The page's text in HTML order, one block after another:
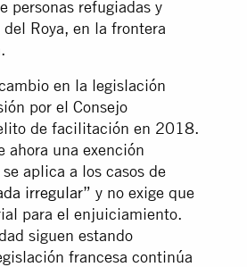
personas refugiadas y
Roya, en la frontera
en la legislación
por el Consejo
de facilitación en 2018.
ahora una exención
aplica a los casos de
irregular” y no exige que
para el enjuiciamiento.
siguen estando
francesa continúa